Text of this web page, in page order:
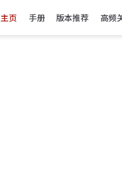
主页 手册 版本推荐 高频